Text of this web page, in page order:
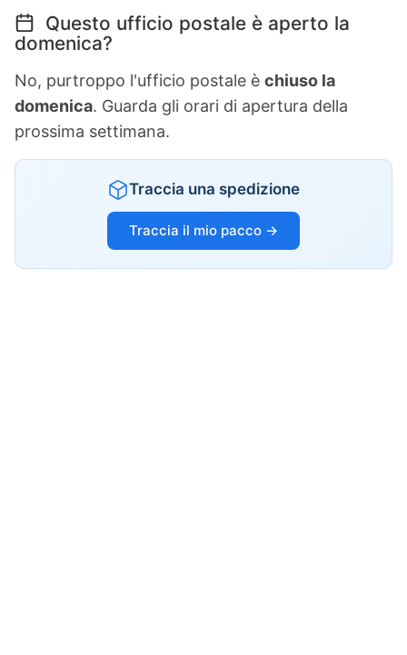
Questo ufficio postale è aperto la
domenica?
No, purtroppo l'ufficio postale è chiuso la
domenica. Guarda gli orari di apertura della
prossima settimana.
Traccia una spedizione
Traccia il mio pacco →